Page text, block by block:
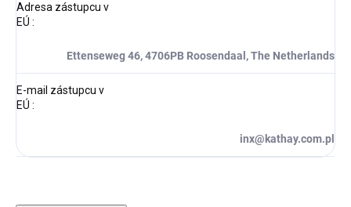
Adresa zástupcu v
EÚ :
Ettenseweg 46, 4706PB Roosendaal, The Netherlands
E-mail zástupcu v
EÚ :
inx@kathay.com.pl